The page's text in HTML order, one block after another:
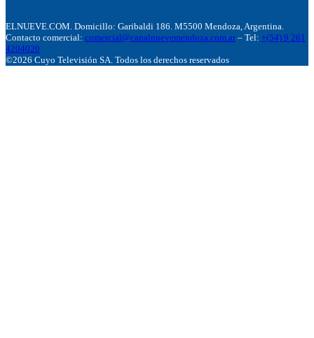
ELNUEVE.COM. Domicillo: Garibaldi 186. M5500 Mendoza, Argentina.
Contacto comercial: comercial@canalnuevemendoza.com.ar – Tel: +(54) 9 261
4204020
©2026 Cuyo Televisión SA. Todos los derechos reservados